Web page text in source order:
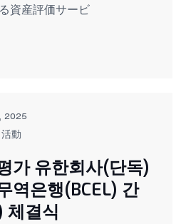
資産評価サービ
2025
動
가 유한회사(단독)
역은행(BCEL) 간
체결식